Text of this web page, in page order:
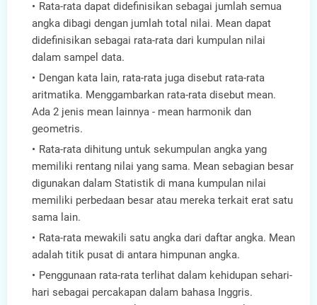
Rata-rata dapat didefinisikan sebagai jumlah semua
angka dibagi dengan jumlah total nilai. Mean dapat
didefinisikan sebagai rata-rata dari kumpulan nilai
dalam sampel data.
Dengan kata lain, rata-rata juga disebut rata-rata
aritmatika. Menggambarkan rata-rata disebut mean.
Ada 2 jenis mean lainnya - mean harmonik dan
geometris.
Rata-rata dihitung untuk sekumpulan angka yang
memiliki rentang nilai yang sama. Mean sebagian besar
digunakan dalam Statistik di mana kumpulan nilai
memiliki perbedaan besar atau mereka terkait erat satu
sama lain.
Rata-rata mewakili satu angka dari daftar angka. Mean
adalah titik pusat di antara himpunan angka.
Penggunaan rata-rata terlihat dalam kehidupan sehari-
hari sebagai percakapan dalam bahasa Inggris.